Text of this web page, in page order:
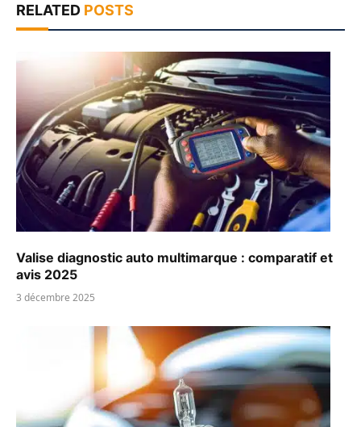
RELATED POSTS
Valise diagnostic auto multimarque : comparatif et
avis 2025
3 décembre 2025